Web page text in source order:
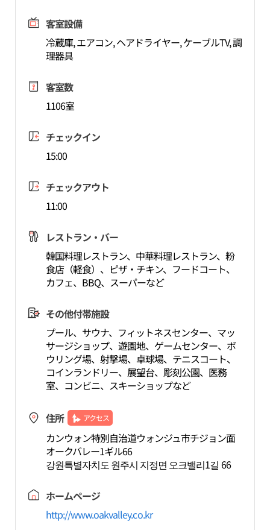
客室設備
冷蔵庫, エアコン, ヘアドライヤー, ケーブルTV, 調
理器具
客室数
1106室
チェックイン
15:00
チェックアウト
11:00
レストラン・バー
韓国料理レストラン、中華料理レストラン、粉
食店（軽食）、ピザ・チキン、フードコート、
カフェ、BBQ、スーパーなど
その他付帯施設
プール、サウナ、フィットネスセンター、マッ
サージショップ、遊園地、ゲームセンター、ボ
ウリング場、射撃場、卓球場、テニスコート、
コインランドリー、展望台、彫刻公園、医務
室、コンビニ、スキーショップなど
住所 アクセス
カンウォン特別自治道ウォンジュ市チジョン面
オークバレー1ギル66
강원특별자치도 원주시 지정면 오크밸리1길 66
ホームページ
http://www.oakvalley.co.kr